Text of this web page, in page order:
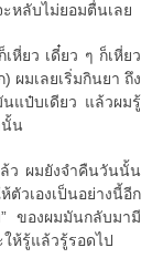
หลับไม่ยอมตื่นเลย
หี่ยว เดี๋ยว ๆ ก็เหี่ยว
ผมเลยเริ่มกินยา ถึง
แป๋บเดียว แล้วผมรู้
นั้น
ล้ว ผมยังจำคืนวันนั้น
วเองเป็นอย่างนี้อีก
ของผมมันกลับมามี
ห้รู้แล้วรู้รอดไป